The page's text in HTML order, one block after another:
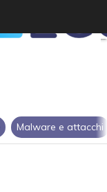
Malware e attacchi